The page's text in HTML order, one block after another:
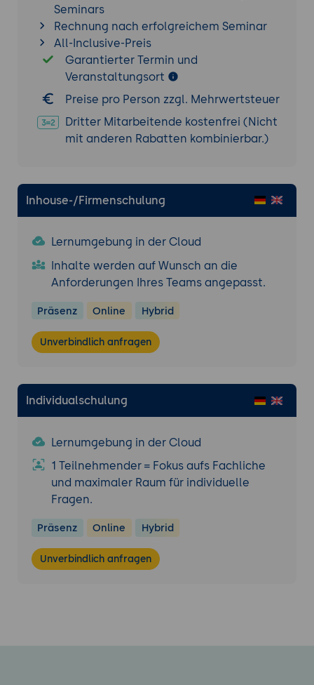
Seminars
Rechnung nach erfolgreichem Seminar
All-Inclusive-Preis
Garantierter Termin und
Veranstaltungsort
Preise pro Person zzgl. Mehrwertsteuer
Dritter Mitarbeitende kostenfrei (Nicht
mit anderen Rabatten kombinierbar.)
Inhouse-/Firmenschulung
Lernumgebung in der Cloud
Inhalte werden auf Wunsch an die
Anforderungen Ihres Teams angepasst.
Präsenz Online Hybrid
Unverbindlich anfragen
Individualschulung
Lernumgebung in der Cloud
1 Teilnehmender = Fokus aufs Fachliche
und maximaler Raum für individuelle
Fragen.
Präsenz Online Hybrid
Unverbindlich anfragen